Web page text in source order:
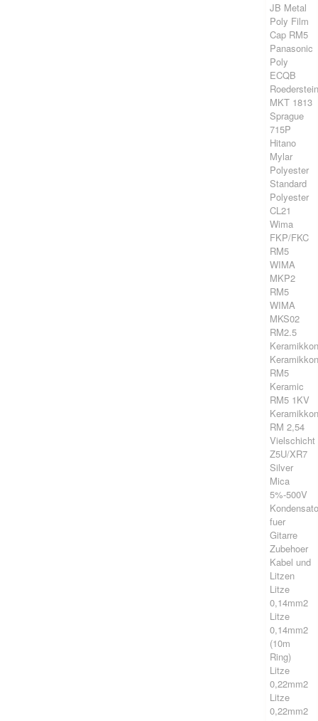
JB Metal
Poly Film
Cap RM5
Panasonic
Poly
ECQB
MKT 1813
Sprague
715P
Hitano
Mylar
Polyester
Standard
Polyester
CL21
Wima
FKP/FKC
RM5
WIMA
MKP2
RM5
WIMA
MKS02
RM2.5
RM5
Keramic
RM5 1KV
RM 2,54
Vielschicht
Z5U/XR7
Silver
Mica
5%-500V
fuer
Gitarre
Zubehoer
Kabel und
Litzen
Litze
0,14mm2
Litze
0,14mm2
(10m
Ring)
Litze
0,22mm2
Litze
0,22mm2